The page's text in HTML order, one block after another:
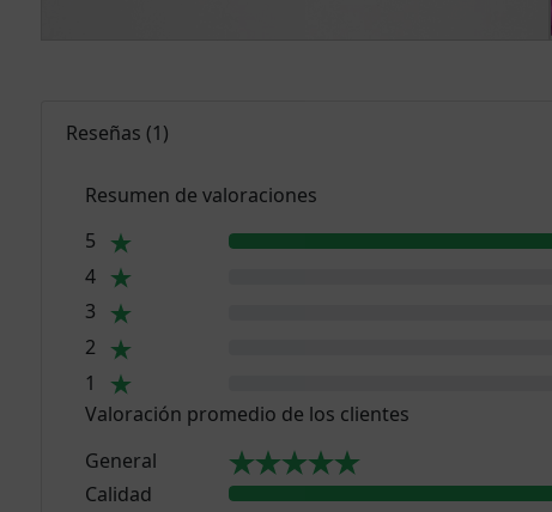
Reseñas (1)
Resumen de valoraciones
5
4
3
2
1
Valoración promedio de los clientes
General
Calidad